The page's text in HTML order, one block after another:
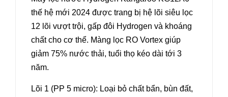
thế hệ mới 2024 được trang bị hệ lõi siêu lọc
12 lõi vượt trội, gấp đôi Hydrogen và khoáng
chất cho cơ thể. Màng lọc RO Vortex giúp
giảm 75% nước thải, tuổi thọ kéo dài tới 3
năm.
Lõi 1 (PP 5 micro): Loại bỏ chất bẩn, bùn đất,